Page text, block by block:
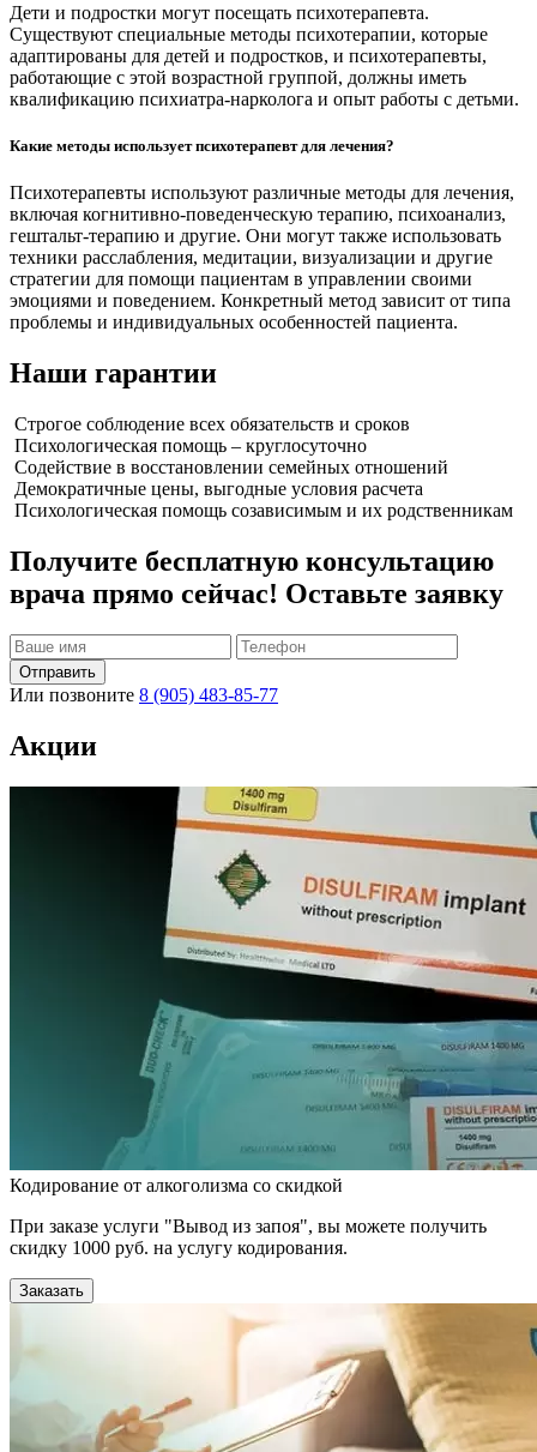
Дети и подростки могут посещать психотерапевта.
Существуют специальные методы психотерапии, которые
адаптированы для детей и подростков, и психотерапевты,
работающие с этой возрастной группой, должны иметь
квалификацию психиатра-нарколога и опыт работы с детьми.
Какие методы использует психотерапевт для лечения?
Психотерапевты используют различные методы для лечения,
включая когнитивно-поведенческую терапию, психоанализ,
гештальт-терапию и другие. Они могут также использовать
техники расслабления, медитации, визуализации и другие
стратегии для помощи пациентам в управлении своими
эмоциями и поведением. Конкретный метод зависит от типа
проблемы и индивидуальных особенностей пациента.
Наши гарантии
Строгое соблюдение всех обязательств и сроков
Психологическая помощь – круглосуточно
Содействие в восстановлении семейных отношений
Демократичные цены, выгодные условия расчета
Психологическая помощь созависимым и их родственникам
Получите бесплатную консультацию
врача прямо сейчас! Оставьте заявку
Отправить
Или позвоните 8 (905) 483-85-77
Акции
Кодирование от алкоголизма со скидкой
При заказе услуги "Вывод из запоя", вы можете получить
скидку 1000 руб. на услугу кодирования.
Заказать